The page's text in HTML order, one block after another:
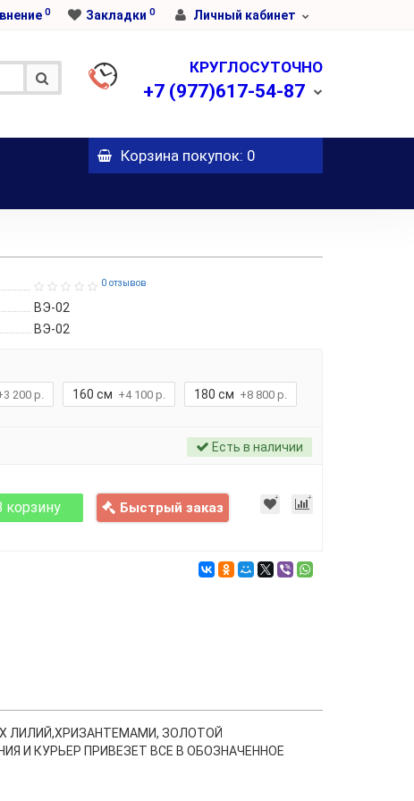
0 Закладки 0 Личный кабинет
КРУГЛОСУТОЧНО
+7 (977)617-54-87
Корзинапокупок: 0
0 отзывов
ВЭ-02
ВЭ-02
200 р. 160 см +4 100 р. 180 см +8 800 р.
Есть в наличии
корзину Быстрый заказ
ЛИЛИЙ,ХРИЗАНТЕМАМИ, ЗОЛОТОЙ
И КУРЬЕР ПРИВЕЗЕТ ВСЕ В ОБОЗНАЧЕННОЕ